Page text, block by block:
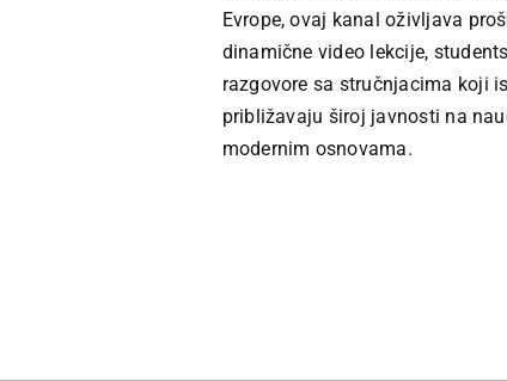
Evrope, ovaj kanal oživljava
dinamične video lekcije,
razgovore sa stručnjacima koji
približavaju široj javnosti na
modernim osnovama.